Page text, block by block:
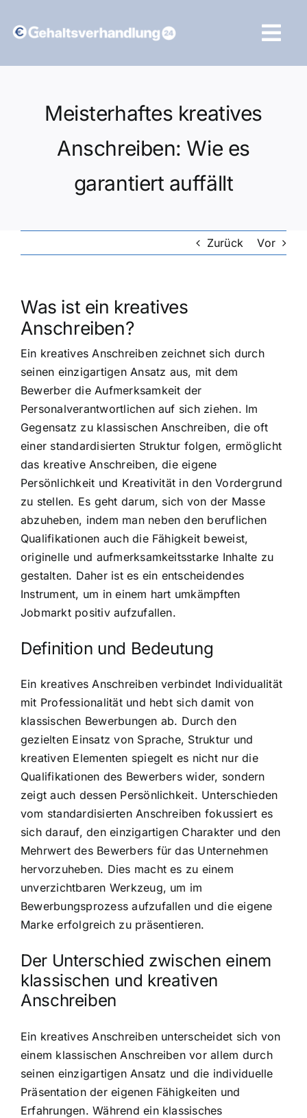
Inhalt
Meisterhaftes kreatives
Anschreiben: Wie es
garantiert auffällt
Zurück Vor
Was ist ein kreatives
Anschreiben?
Ein kreatives Anschreiben zeichnet sich durch
seinen einzigartigen Ansatz aus, mit dem
Bewerber die Aufmerksamkeit der
Personalverantwortlichen auf sich ziehen. Im
Gegensatz zu klassischen Anschreiben, die oft
einer standardisierten Struktur folgen, ermöglicht
das kreative Anschreiben, die eigene
Persönlichkeit und Kreativität in den Vordergrund
zu stellen. Es geht darum, sich von der Masse
abzuheben, indem man neben den beruflichen
Qualifikationen auch die Fähigkeit beweist,
originelle und aufmerksamkeitsstarke Inhalte zu
gestalten. Daher ist es ein entscheidendes
Instrument, um in einem hart umkämpften
Jobmarkt positiv aufzufallen.
Definition und Bedeutung
Ein kreatives Anschreiben verbindet Individualität
mit Professionalität und hebt sich damit von
klassischen Bewerbungen ab. Durch den
gezielten Einsatz von Sprache, Struktur und
kreativen Elementen spiegelt es nicht nur die
Qualifikationen des Bewerbers wider, sondern
zeigt auch dessen Persönlichkeit. Unterschieden
vom standardisierten Anschreiben fokussiert es
sich darauf, den einzigartigen Charakter und den
Mehrwert des Bewerbers für das Unternehmen
hervorzuheben. Dies macht es zu einem
unverzichtbaren Werkzeug, um im
Bewerbungsprozess aufzufallen und die eigene
Marke erfolgreich zu präsentieren.
Der Unterschied zwischen einem
klassischen und kreativen
Anschreiben
Ein kreatives Anschreiben unterscheidet sich von
einem klassischen Anschreiben vor allem durch
seinen einzigartigen Ansatz und die individuelle
Präsentation der eigenen Fähigkeiten und
Erfahrungen. Während ein klassisches